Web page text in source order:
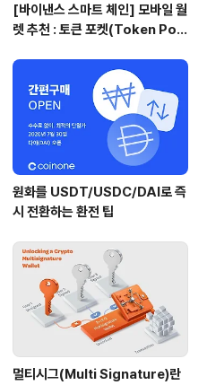
[바이낸스 스마트 체인] 모바일 월
렛 추천 : 토큰 포켓(Token Poc
원화를 USDT/USDC/DAI로 즉
시 전환하는 환전 팁
멀티시그(Multi Signature)란